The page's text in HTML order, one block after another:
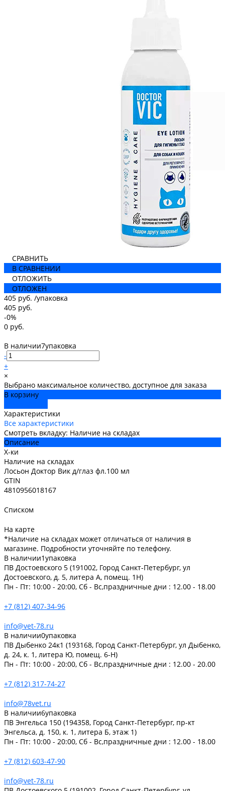
СРАВНИТЬ
В СРАВНЕНИИ
ОТЛОЖИТЬ
ОТЛОЖЕН
405 руб. /упаковка
405 руб.
-0%
0 руб.
В наличии7упаковка
-
+
×
Выбрано максимальное количество, доступное для заказа
В корзину
Характеристики
Все характеристики
Смотреть вкладку: Наличие на складах
Описание
Х-ки
Наличие на складах
Лосьон Доктор Вик д/глаз фл.100 мл
GTIN
4810956018167
Списком
На карте
*Наличие на складах может отличаться от наличия в
магазине. Подробности уточняйте по телефону.
В наличии1упаковка
ПВ Достоевского 5 (191002, Город Санкт-Петербург, ул
Достоевского, д. 5, литера А, помещ. 1Н)
Пн - Пт: 10:00 - 20:00, Сб - Вс,праздничные дни : 12.00 - 18.00
+7 (812) 407-34-96
info@vet-78.ru
В наличии0упаковка
ПВ Дыбенко 24к1 (193168, Город Санкт-Петербург, ул Дыбенко,
д. 24, к. 1, литера Ю, помещ. 6-Н)
Пн - Пт: 10:00 - 20:00, Сб - Вс,праздничные дни : 12.00 - 20.00
+7 (812) 317-74-27
info@78vet.ru
В наличии6упаковка
ПВ Энгельса 150 (194358, Город Санкт-Петербург, пр-кт
Энгельса, д. 150, к. 1, литера Б, этаж 1)
Пн - Пт: 10:00 - 20:00, Сб - Вс,праздничные дни : 12.00 - 18.00
+7 (812) 603-47-90
info@vet-78.ru